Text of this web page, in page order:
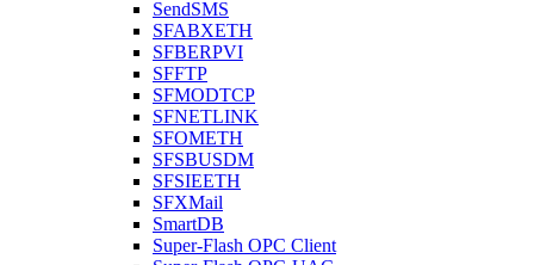
SendSMS
SFABXETH
SFBERPVI
SFFTP
SFMODTCP
SFNETLINK
SFOMETH
SFSBUSDM
SFSIEETH
SFXMail
SmartDB
Super-Flash OPC Client